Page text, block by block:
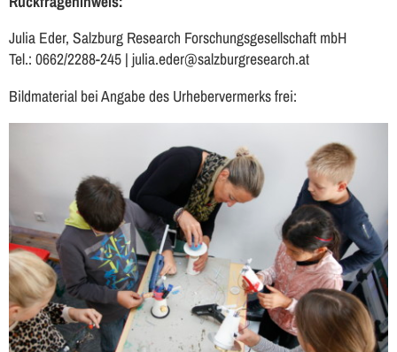
Julia Eder, Salzburg Research Forschungsgesellschaft mbH
Tel.: 0662/2288-245 | julia.eder@salzburgresearch.at
Bildmaterial bei Angabe des Urhebervermerks frei: